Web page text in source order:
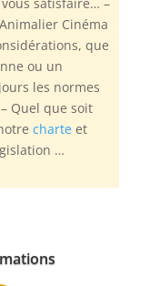
Cinéma
que
ou un
les normes
Quel que soit
charteet
…